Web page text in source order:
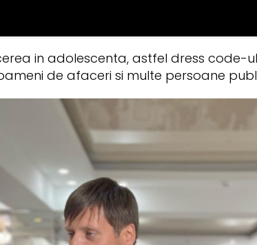
in adolescenta, astfel dress code-
de afaceri si multe persoane